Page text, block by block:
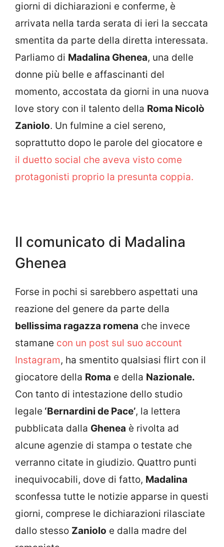
giorni di dichiarazioni e conferme, è
arrivata nella tarda serata di ieri la seccata
smentita da parte della diretta interessata.
Parliamo di Madalina Ghenea, una delle
donne più belle e affascinanti del
momento, accostata da giorni in una nuova
love story con il talento della Roma Nicolò
Zaniolo. Un fulmine a ciel sereno,
soprattutto dopo le parole del giocatore e
il duetto social che aveva visto come
protagonisti proprio la presunta coppia.
Il comunicato di Madalina
Ghenea
Forse in pochi si sarebbero aspettati una
reazione del genere da parte della
bellissima ragazza romena che invece
stamane con un post sul suo account
Instagram, ha smentito qualsiasi flirt con il
giocatore della Roma e della Nazionale.
Con tanto di intestazione dello studio
legale ‘Bernardini de Pace’, la lettera
pubblicata dalla Ghenea è rivolta ad
alcune agenzie di stampa o testate che
verranno citate in giudizio. Quattro punti
inequivocabili, dove di fatto, Madalina
sconfessa tutte le notizie apparse in questi
giorni, comprese le dichiarazioni rilasciate
dallo stesso Zaniolo e dalla madre del